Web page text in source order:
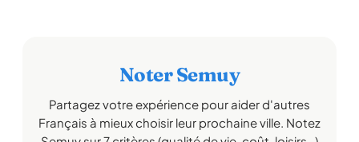
Noter Semuy
Partagez votre expérience pour aider d'autres
Français à mieux choisir leur prochaine ville. Notez